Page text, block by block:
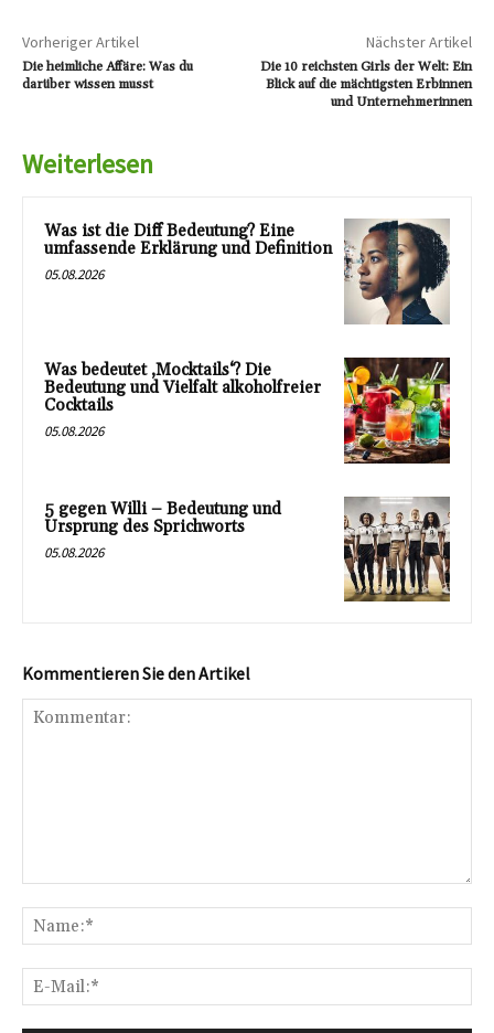
Vorheriger Artikel
Die heimliche Affäre: Was du
darüber wissen musst
Nächster Artikel
Die 10 reichsten Girls der Welt: Ein
Blick auf die mächtigsten Erbinnen
und Unternehmerinnen
Weiterlesen
Was ist die Diff Bedeutung? Eine
umfassende Erklärung und Definition
05.08.2026
Was bedeutet ‚Mocktails‘? Die
Bedeutung und Vielfalt alkoholfreier
Cocktails
05.08.2026
5 gegen Willi – Bedeutung und
Ursprung des Sprichworts
05.08.2026
Kommentieren Sie den Artikel